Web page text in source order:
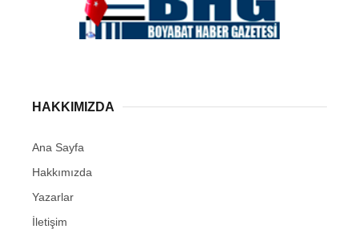
HAKKIMIZDA
Ana Sayfa
Hakkımızda
Yazarlar
İletişim